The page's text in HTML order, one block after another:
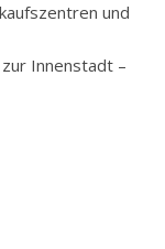
und
Innenstadt –